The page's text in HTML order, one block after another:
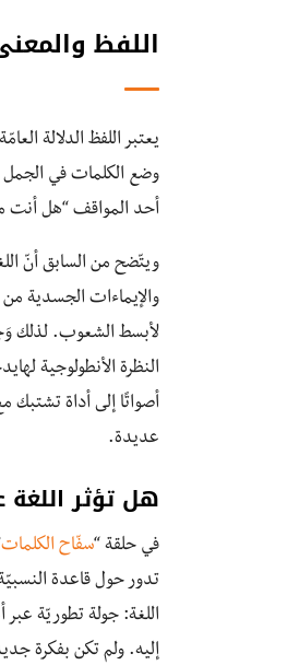
اللفظ
يعتبر اللفظ الدلالة
وضع الكلمات في الجمل
أحد المواقف “هل أنت
ويتّضح من السابق أنّ
والإيماءات الجسدية
لأبسط الشعوب. لذلك
النظرة الأنطولوجية
أصواتًا إلى أداة
عديدة.
هل تؤثر اللغة
في حلقة “سفّاح الكلمات
تدور حول قاعدة
اللغة: جولة تطوريّة عبر
إليه. ولم تكن بفكرة